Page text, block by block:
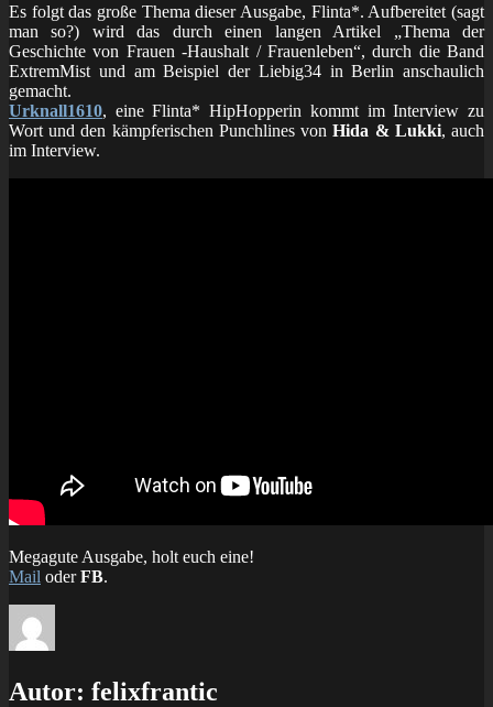
Es folgt das große Thema dieser Ausgabe, Flinta*. Aufbereitet (sagt
man so?) wird das durch einen langen Artikel „Thema der
Geschichte von Frauen -Haushalt / Frauenleben“, durch die Band
ExtremMist und am Beispiel der Liebig34 in Berlin anschaulich
gemacht.
Urknall1610, eine Flinta* HipHopperin kommt im Interview zu
Wort und den kämpferischen Punchlines vonHida & Lukki, auch
im Interview.
Megagute Ausgabe, holt euch eine!
Mail oderFB.
Autor: felixfrantic